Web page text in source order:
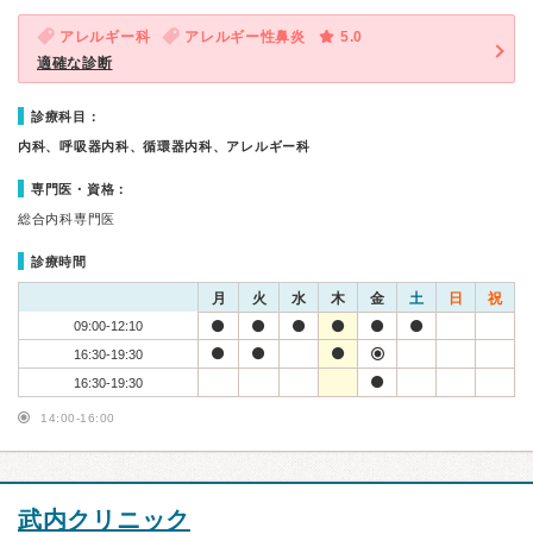
アレルギー科 アレルギー性鼻炎
5.0
適確な診断
診療科目：
内科、呼吸器内科、循環器内科、アレルギー科
専門医・資格：
総合内科専門医
診療時間
月 火 水 木 金 土 日 祝
09:00-12:10
16:30-19:30
16:30-19:30
14:00-16:00
武内クリニック